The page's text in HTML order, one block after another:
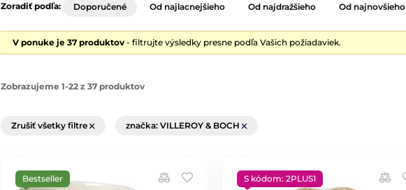
Zoradiť podľa: Doporučené Od najlacnejšieho Od najdražšieho Od najnovšieho
V ponuke je 37 produktov - filtrujte výsledky presne podľa Vašich požiadaviek.
Zobrazujeme 1-22 z 37 produktov
Zrušiť všetky filtre značka: VILLEROY & BOCH
Bestseller S kódom: 2PLUS1